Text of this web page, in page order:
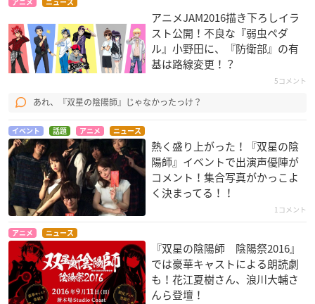
アニメ ニュース
アニメJAM2016描き下ろしイラ
スト公開！不良な『弱虫ペダ
ル』小野田に、『防衛部』の有
基は路線変更！？
5コメント
あれ、『双星の陰陽師』じゃなかったっけ？
イベント 話題 アニメ ニュース
熱く盛り上がった！『双星の陰
陽師』イベントで出演声優陣が
コメント！集合写真がかっこよ
く決まってる！！
1コメント
アニメ ニュース
『双星の陰陽師 陰陽祭2016』
では豪華キャストによる朗読劇
も！花江夏樹さん、浪川大輔さ
んら登壇！